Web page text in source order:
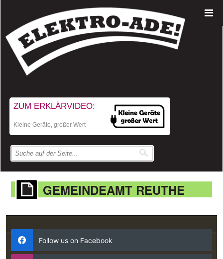
ZUM ERKLÄRVIDEO:
Kleine Geräte, großer Wert
GEMEINDEAMT REUTHE
Follow us on Facebook